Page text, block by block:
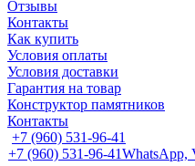
Отзывы
Контакты
Как купить
Условия оплаты
Условия доставки
Гарантия на товар
Конструктор памятников
Контакты
+7 (960) 531-96-41
+7 (960) 531-96-41WhatsApp,